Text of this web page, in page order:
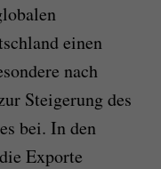
einen
nach
Steigerung des
bei. In den
Exporte